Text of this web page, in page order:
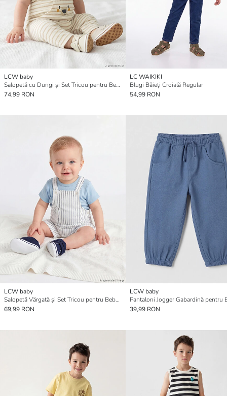
LCW baby
Salopetă cu Dungi și Set Tricou pentru Bebeluși Băieți
74,99 RON
LC WAIKIKI
Blugi Băieți Croială Regular
54,99 RON
LCW baby
Salopetă Vărgată și Set Tricou pentru Bebeluși Băieți
69,99 RON
LCW baby
39,99 RON